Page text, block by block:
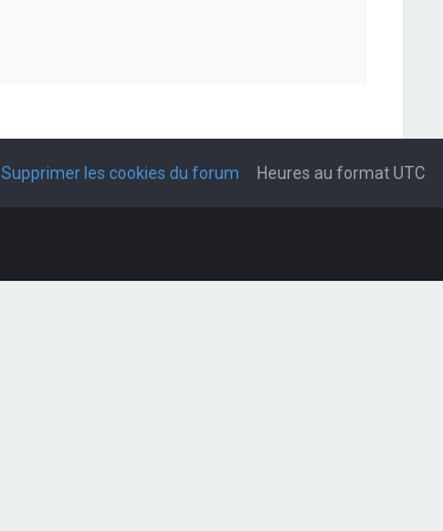
Heures au formatUTC
Supprimer les cookies du forum